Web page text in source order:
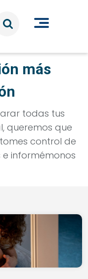
más
todas tus
queremos que
control de
e informémonos